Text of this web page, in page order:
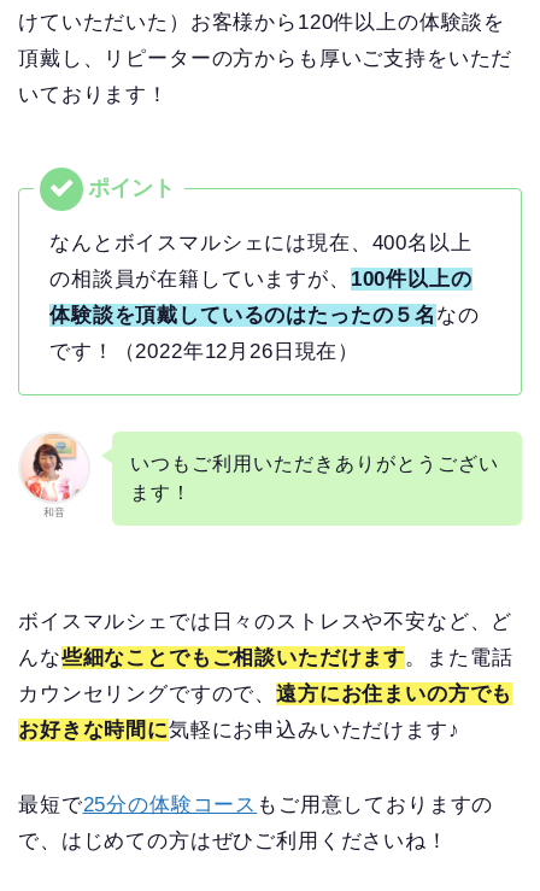
けていただいた）お客様から120件以上の体験談を
頂戴し、リピーターの方からも厚いご支持をいただ
いております！
なんとボイスマルシェには現在、400名以上
の相談員が在籍していますが、 100件以上の
体験談を頂戴しているのはたったの５名 なの
です！（2022年12月26日現在）
和音
いつもご利用いただきありがとうござい
ます！
ボイスマルシェでは日々のストレスや不安など、ど
んな些細なことでもご相談いただけます。また電話
カウンセリングですので、遠方にお住まいの方でも
お好きな時間に気軽にお申込みいただけます♪
最短で25分の体験コース もご用意しておりますの
で、はじめての方はぜひご利用くださいね！